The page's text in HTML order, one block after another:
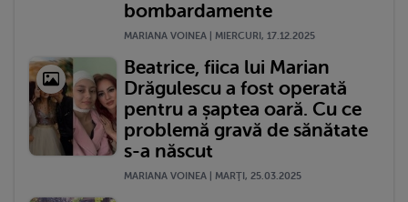
bombardamente
MARIANA VOINEA | MIERCURI, 17.12.2025
Beatrice, fiica lui Marian
Drăgulescu a fost operată
pentru a șaptea oară. Cu ce
problemă gravă de sănătate
s-a născut
MARIANA VOINEA | MARŢI, 25.03.2025